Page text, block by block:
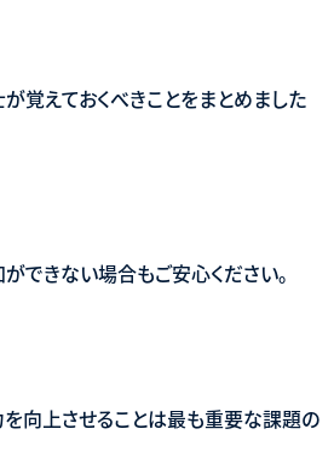
覚えておくべきことをまとめました
できない場合もご安心ください。
向上させることは最も重要な課題の